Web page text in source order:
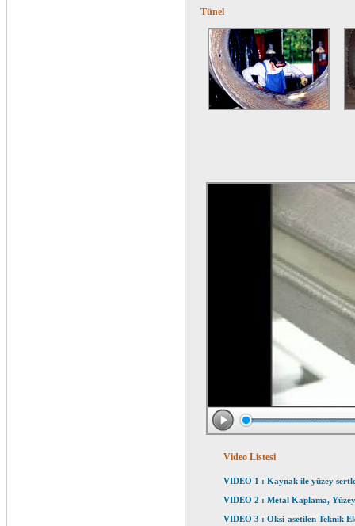
Tünel
Video Listesi
VIDEO 1 : Kaynak ile yüzey
VIDEO 2 : Metal Kaplama,
VIDEO 3 : Oksi-asetilen Teknik